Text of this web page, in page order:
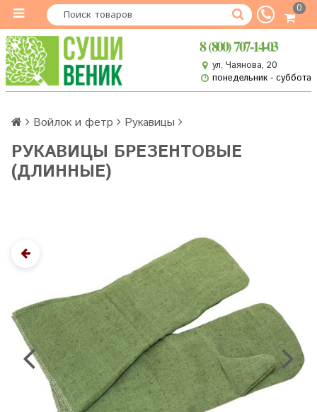
0
8 (800) 707-14-03
ул. Чаянова, 20
понедельник - суббота
Войлок и фетр Рукавицы
РУКАВИЦЫ БРЕЗЕНТОВЫЕ
(ДЛИННЫЕ)